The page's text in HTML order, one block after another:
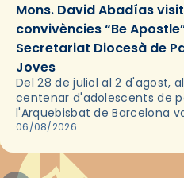
Mons. David Abadías
convivències “Be
Secretariat Diocesà de
Joves
Del 28 de juliol al 2 d'agost,
centenar d'adolescents de
l'Arquebisbat de Barcelona
les convivències Be Apostle,
06/08/2026